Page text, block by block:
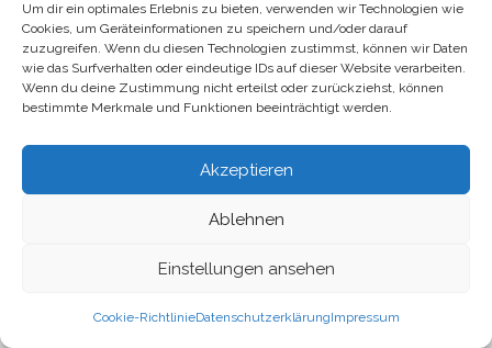
Um dir ein optimales Erlebnis zu bieten, verwenden wir Technologien wie
Cookies, um Geräteinformationen zu speichern und/oder darauf
zuzugreifen. Wenn du diesen Technologien zustimmst, können wir Daten
wie das Surfverhalten oder eindeutige IDs auf dieser Website verarbeiten.
Wenn du deine Zustimmung nicht erteilst oder zurückziehst, können
bestimmte Merkmale und Funktionen beeinträchtigt werden.
Akzeptieren
Ablehnen
Einstellungen ansehen
Cookie-RichtlinieDatenschutzerklärungImpressum
LLC, 1600 Amphitheatre Parkway, Mountain View, CA
94043, USA; Datenschutzerklärung:
https://policies.google.com/privacy; Privacy Shield
(Gewährleistung Datenschutzniveau bei Verarbeitung von
https://www.privacyshield.gov/participant?
id=a2zt000000001L5AAI&status=Active;
Datenschutzerklärung:
https://adssettings.google.com/authenticated.